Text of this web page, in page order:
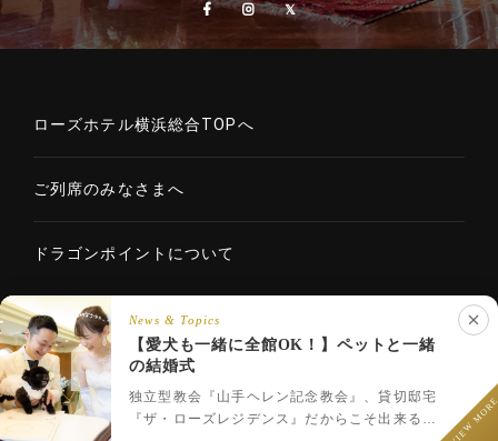
ローズホテル横浜総合TOPへ
ご列席のみなさまへ
ドラゴンポイントについて
Copyright © 2020 ROSE HOTELS INTERNATIONAL Co., Ltd. All
フェア予約 プラン一覧 LINEで相談
News & Topics
【愛犬も一緒に全館OK！】ペットと一緒
の結婚式
独立型教会『山手ヘレン記念教会』、貸切邸宅
『ザ・ローズレジデンス』だからこそ出来るペ
VIEW